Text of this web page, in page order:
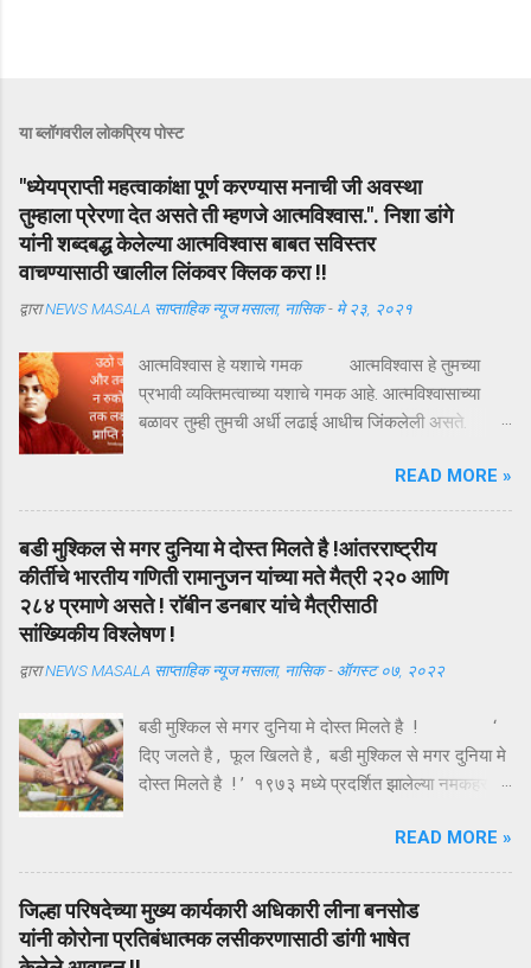
या ब्लॉगवरील लोकप्रिय पोस्ट
"ध्येयप्राप्ती महत्वाकांक्षा पूर्ण करण्यास मनाची जी अवस्था
तुम्हाला प्रेरणा देत असते ती म्हणजे आत्मविश्वास.". निशा डांगे
यांनी शब्दबद्ध केलेल्या आत्मविश्वास बाबत सविस्तर
वाचण्यासाठी खालील लिंकवर क्लिक करा !!
द्वाराNEWS MASALA साप्ताहिक न्यूज मसाला, नासिक - मे २३, २०२१
आत्मविश्वास हे यशाचे गमक आत्मविश्वास हे तुमच्या
प्रभावी व्यक्तिमत्वाच्या यशाचे गमक आहे. आत्मविश्वासाच्या
बळावर तुम्ही तुमची अर्धी लढाई आधीच जिंकलेली असते.
"आत्मविश्वास म्हणजेच स्वतःवर असलेला विश्वास." स्वतःवर
विश्वास असेल तर तुम्ही तुमचे मन वांच्छिल ध्येय मिळवू शकता.
आत्मविश्वासाला आता व्याख्येत बसवू या, "ध्येयप्राप्ती
महत्वाकांक्षा पूर्ण करण्यास मनाची जी अवस्था तुम्हाला प्रेरणा
देत असते ती म्हणजे आत्मविश्वास." आत्मविश्वास
असणारी व्यक्ती जग जिंकू शकते. प्रबळ आत्मविश्वास अर्थात
दृष्टीकोनातून स्वतःकडे पहाल तर तुम्हाला तुमच्यात अनेक
आपले वेगळे अस्तित्व निर्माण करू शकतो. "जीवनाच्या लढाईत
यशस्वी बनण्याचे ब्रह्मास्त्र म्हणजे आत्मविश्वास"
आत्मविश्वास ही ...
READ MORE »
बडी मुश्किल से मगर दुनिया मे दोस्त मिलते है !आंतरराष्ट्रीय
कीर्तीचे भारतीय गणिती रामानुजन यांच्या मते मैत्री २२० आणि
२८४ प्रमाणे असते ! राॅबीन डनबार यांचे मैत्रीसाठी
सांख्यिकीय विश्लेषण !
द्वाराNEWS MASALA साप्ताहिक न्यूज मसाला, नासिक - ऑगस्ट ०७, २०२२
बडी मुश्किल से मगर दुनिया मे दोस्त मिलते है ! ‘
दिए जलते है , फूल खिलते है , बडी मुश्किल से मगर दुनिया मे
दोस्त मिलते है ! ’ १९७३ मध्ये प्रदर्शित झालेल्या नमकहराम
आणि अर्थपूर्ण आहे . ऑगस्ट महिन्यातील पहिला रविवार ( यंदा
दि . ७ ऑगस्ट ) म्हणजे तरुणाईचा आवडता ‘ फ्रेंडशिप डे ’
अर्थात मैत्री दिन . या दिवशी विविध रंगांचे धागे एकमेकांच्या
हातावर बांधून मैत्रीचे संदेश एकमेकांना पाठविले जातात . या
संदेशांमधून मैत्रीच्या वेगवेगळ्या व्याख्या वाचावयास मिळतात .
READ MORE »
जिल्हा परिषदेच्या मुख्य कार्यकारी अधिकारी लीना बनसोड
यांनी कोरोना प्रतिबंधात्मक लसीकरणासाठी डांगी भाषेत